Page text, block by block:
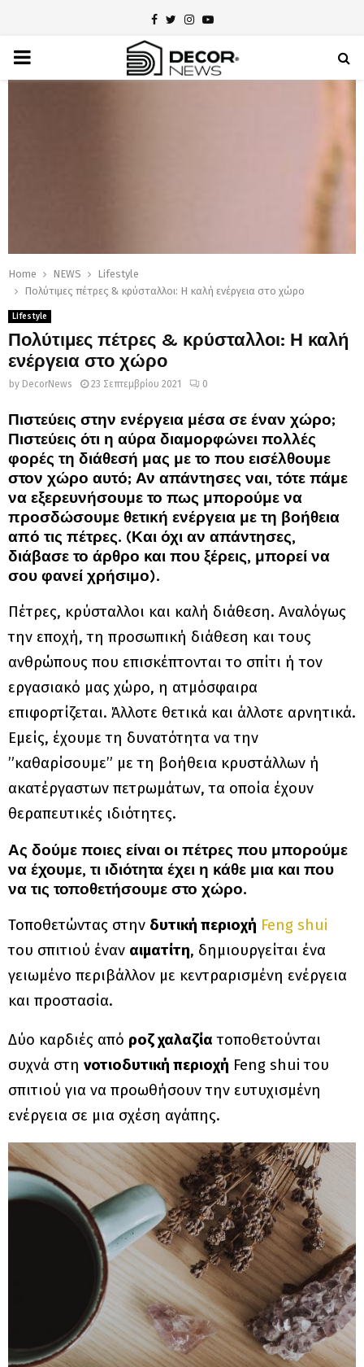
Facebook
TwitterInstagram
Youtube
PRIMARY
Home NEWS
Lifestyle
Πολύτιμες πέτρες & κρύσταλλοι: Η καλή ενέργεια στο χώρο
Lifestyle
Πολύτιμες πέτρες & κρύσταλλοι: Η καλή
ενέργεια στο χώρο
by DecorNews 23 Σεπτεμβρίου 2021 0
Πιστεύεις στην ενέργεια μέσα σε έναν χώρο;
Πιστεύεις ότι η αύρα διαμορφώνει πολλές
φορές τη διάθεσή μας με το που εισέλθουμε
στον χώρο αυτό; Αν απάντησες ναι, τότε πάμε
να εξερευνήσουμε το πως μπορούμε να
προσδώσουμε θετική ενέργεια με τη βοήθεια
από τις πέτρες. (Και όχι αν απάντησες,
διάβασε το άρθρο και που ξέρεις, μπορεί να
σου φανεί χρήσιμο).
Πέτρες, κρύσταλλοι και καλή διάθεση. Αναλόγως
την εποχή, τη προσωπική διάθεση και τους
ανθρώπους που επισκέπτονται το σπίτι ή τον
εργασιακό μας χώρο, η ατμόσφαιρα
επιφορτίζεται. Άλλοτε θετικά και άλλοτε αρνητικά.
Εμείς, έχουμε τη δυνατότητα να την
”καθαρίσουμε” με τη βοήθεια κρυστάλλων ή
ακατέργαστων πετρωμάτων, τα οποία έχουν
θεραπευτικές ιδιότητες.
Ας δούμε ποιες είναι οι πέτρες που μπορούμε
να έχουμε, τι ιδιότητα έχει η κάθε μια και που
να τις τοποθετήσουμε στο χώρο.
Τοποθετώντας στην δυτική περιοχή Feng shui
του σπιτιού έναν αιματίτη, δημιουργείται ένα
γειωμένο περιβάλλον με κεντραρισμένη ενέργεια
και προστασία.
Δύο καρδιές από ροζ χαλαζία τοποθετούνται
συχνά στη νοτιοδυτική περιοχή Feng shui του
σπιτιού για να προωθήσουν την ευτυχισμένη
ενέργεια σε μια σχέση αγάπης.